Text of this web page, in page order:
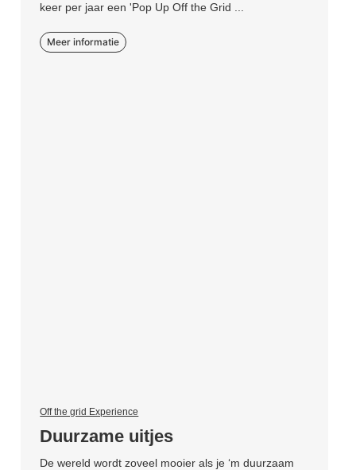
keer per jaar een 'Pop Up Off the Grid ...
Meer informatie
Off the grid Experience
Duurzame uitjes
De wereld wordt zoveel mooier als je ‘m duurzaam